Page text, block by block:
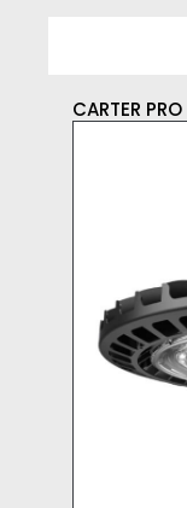
CARTER PRO